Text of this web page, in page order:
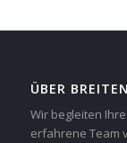
ÜBER
Wir begleiten
erfahrene Team